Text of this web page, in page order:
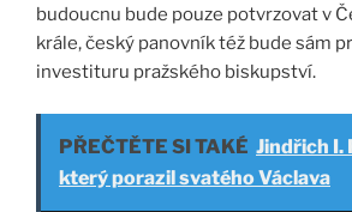
budoucnu bude pouze potvrzovat v
krále, český panovník též bude sám
investituru pražského biskupství.
PŘEČTĚTE SI TAKÉ Jindřich I.
který porazil svatého Václava